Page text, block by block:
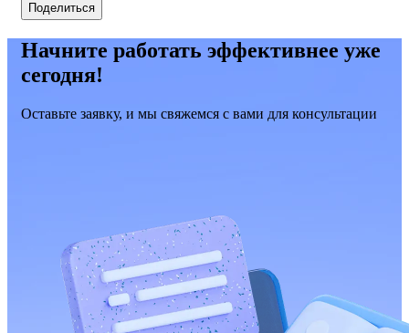
Поделиться
Начните работать эффективнее уже
сегодня!
Оставьте заявку, и мы свяжемся с вами для консультации